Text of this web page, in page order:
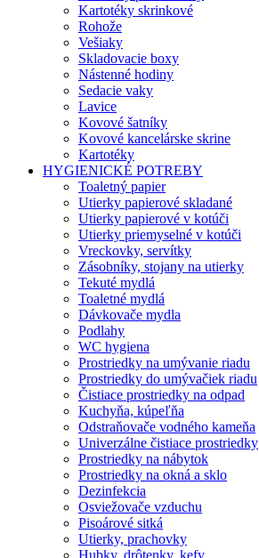
Kartotéky skrinkové
Rohože
Vešiaky
Skladovacie boxy
Nástenné hodiny
Sedacie vaky
Lavice
Kovové šatníky
Kovové kancelárske skrine
Kartotéky
HYGIENICKÉ POTREBY
Toaletný papier
Utierky papierové skladané
Utierky papierové v kotúči
Utierky priemyselné v kotúči
Vreckovky, servítky
Zásobníky, stojany na utierky
Tekuté mydlá
Toaletné mydlá
Dávkovače mydla
Podlahy
WC hygiena
Prostriedky na umývanie riadu
Prostriedky do umývačiek riadu
Čistiace prostriedky na odpad
Kuchyňa, kúpeľňa
Odstraňovače vodného kameňa
Univerzálne čistiace prostriedky
Prostriedky na nábytok
Prostriedky na okná a sklo
Dezinfekcia
Osviežovače vzduchu
Pisoárové sitká
Utierky, prachovky
Hubky, drôtenky, kefy